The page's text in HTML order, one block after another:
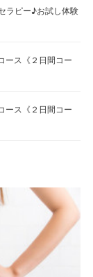
ラピー♪お試し体験
ース《２日間コー
ース《２日間コー